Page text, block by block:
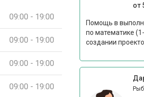
09:00 - 19:00
09:00 - 19:00
09:00 - 19:00
09:00 - 19:00
от
Помощь в
по математике
создании